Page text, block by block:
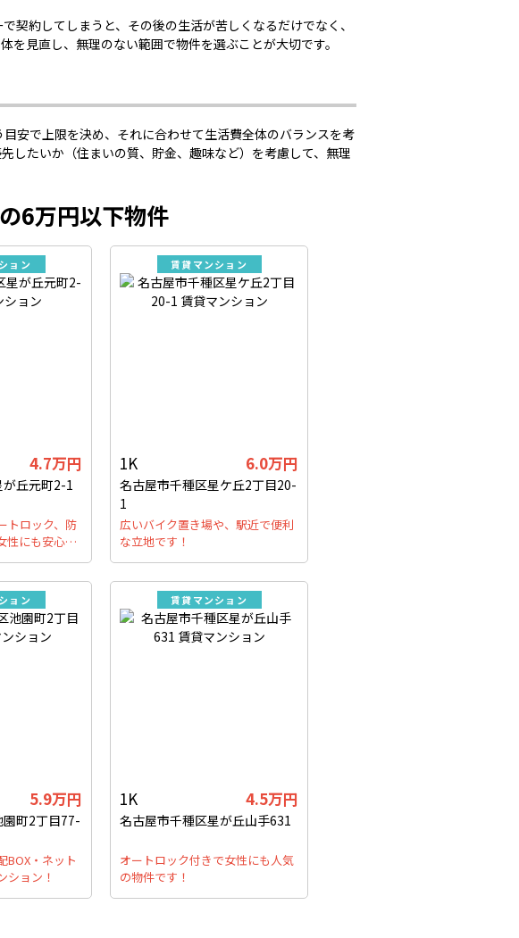
契約してしまうと、その後の生活が苦しくなるだけでなく、
見直し、無理のない範囲で物件を選ぶことが大切です。
安で上限を決め、それに合わせて生活費全体のバランスを考
したいか（住まいの質、貯金、趣味など）を考慮して、無理
6万円以下物件
ョン
4.7万円
丘元町2-1
トロック、防
性にも安心…
賃貸マンション
1K 6.0万円
名古屋市千種区星ケ丘2丁目20-
1
広いバイク置き場や、駅近で便利
な立地です！
ョン
5.9万円
町2丁目77-
BOX・ネット
ション！
賃貸マンション
1K 4.5万円
名古屋市千種区星が丘山手631
オートロック付きで女性にも人気
の物件です！